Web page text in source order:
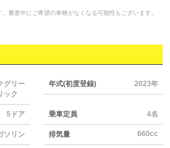
審査中にご希望の車種がなくなる可能性もございます。
グリー
ック
年式(初度登録) 2023年
5ドア 乗車定員 4名
ソリン 排気量 660cc